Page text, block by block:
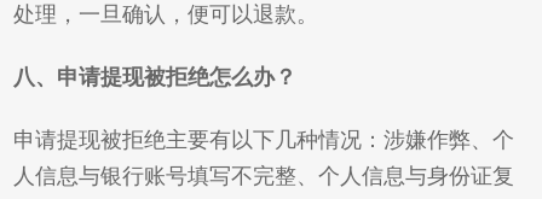
处理，一旦确认，便可以退款。
八、申请提现被拒绝怎么办？
申请提现被拒绝主要有以下几种情况：涉嫌作弊、个
人信息与银行账号填写不完整、个人信息与身份证复